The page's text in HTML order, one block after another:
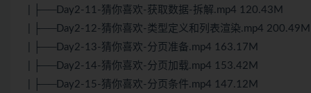
| ├──Day2-11-猜你喜欢-获取数据-拆解.mp4 120.43M
| ├──Day2-12-猜你喜欢-类型定义和列表渲染.mp4 200.49M
| ├──Day2-13-猜你喜欢-分页准备.mp4 163.17M
| ├──Day2-14-猜你喜欢-分页加载.mp4 153.42M
| ├──Day2-15-猜你喜欢-分页条件.mp4 147.12M